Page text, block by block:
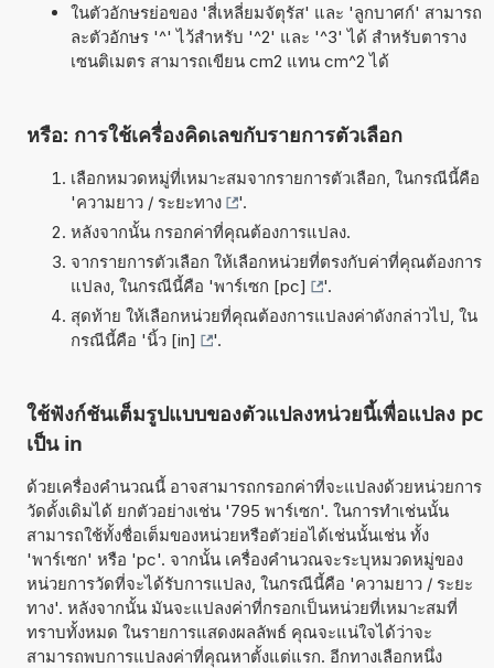
ในตัวอักษรย่อของ 'สี่เหลี่ยมจัตุรัส' และ 'ลูกบาศก์' สามารถ
ละตัวอักษร '^' ไว้สำหรับ '^2' และ '^3' ได้ สำหรับตาราง
เซนติเมตร สามารถเขียน cm2 แทน cm^2 ได้
หรือ: การใช้เครื่องคิดเลขกับรายการตัวเลือก
เลือกหมวดหมู่ที่เหมาะสมจากรายการตัวเลือก, ในกรณีนี้คือ
'ความยาว / ระยะทาง
'.
หลังจากนั้น กรอกค่าที่คุณต้องการแปลง.
จากรายการตัวเลือก ให้เลือกหน่วยที่ตรงกับค่าที่คุณต้องการ
แปลง, ในกรณีนี้คือ 'พาร์เซก [pc]
'.
สุดท้าย ให้เลือกหน่วยที่คุณต้องการแปลงค่าดังกล่าวไป, ใน
กรณีนี้คือ 'นิ้ว [in] '.
ใช้ฟังก์ชันเต็มรูปแบบของตัวแปลงหน่วยนี้เพื่อแปลง pc
เป็น in
ด้วยเครื่องคำนวณนี้ อาจสามารถกรอกค่าที่จะแปลงด้วยหน่วยการ
วัดดั้งเดิมได้ ยกตัวอย่างเช่น '795 พาร์เซก'. ในการทำเช่นนั้น
สามารถใช้ทั้งชื่อเต็มของหน่วยหรือตัวย่อได้เช่นนั้นเช่น ทั้ง
'พาร์เซก' หรือ 'pc'. จากนั้น เครื่องคำนวณจะระบุหมวดหมู่ของ
หน่วยการวัดที่จะได้รับการแปลง, ในกรณีนี้คือ 'ความยาว / ระยะ
ทาง'. หลังจากนั้น มันจะแปลงค่าที่กรอกเป็นหน่วยที่เหมาะสมที่
ทราบทั้งหมด ในรายการแสดงผลลัพธ์ คุณจะแน่ใจได้ว่าจะ
สามารถพบการแปลงค่าที่คุณหาตั้งแต่แรก. อีกทางเลือกหนึ่ง